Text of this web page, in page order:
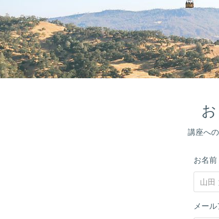
講座へ
お名前
メー